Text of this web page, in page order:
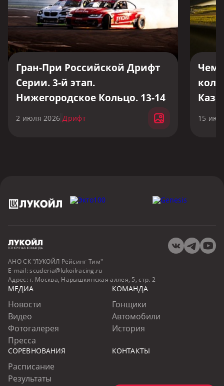
Гран-При Российской Дрифт
Серии. 3-й этап.
Нижегородское Кольцо. 13-14
июня 2026
2 июля 2026 Дрифт 15
АНО СК "ЛУКОЙЛ Рейсинг Тим"
E-mail: scuderia@lukoilracing.ru
Адрес: г. Москва, Нарышкинская аллея, 5, стр. 2
МЕДИА
Новости
Видео
Фотогалерея
Пресса
КОМАНДА
Гонщики
Автомобили
История
СОРЕВНОВАНИЯ
Расписание
Результаты
КОНТАКТЫ